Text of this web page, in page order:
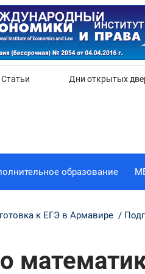
Статьи Дни открытых
образование
к ЕГЭ в Армавире
Нет